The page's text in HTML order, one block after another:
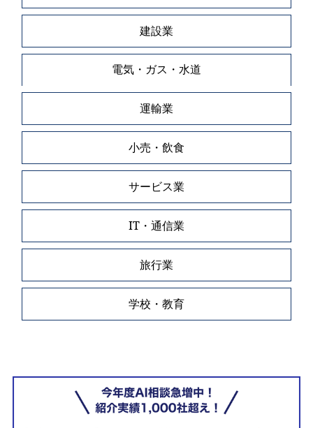
建設業
電気・ガス・水道
運輸業
小売・飲食
サービス業
IT・通信業
旅行業
学校・教育